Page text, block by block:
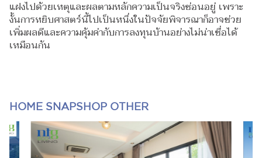
แฝงไปด้วยเหตุและผลตามหลักความเป็นจริงซ่อนอยู่ เพราะ
งั้นการหยิบศาสตร์นี้ไปเป็นหนึ่งในปัจจัยพิจารณาก็อาจช่วย
เพิ่มผลดีและความคุ้มค่ากับการลงทุนบ้านอย่างไม่น่าเชื่อได้
เหมือนกัน
HOME SNAPSHOP OTHER